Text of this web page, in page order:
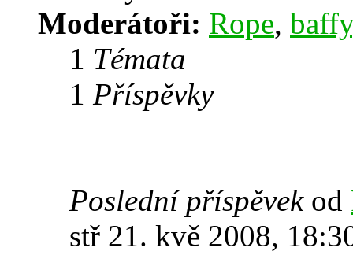
Moderátoři: Rope, baffy
1 Témata
1 Příspěvky
Poslední příspěvekod
stř 21. kvě 2008,